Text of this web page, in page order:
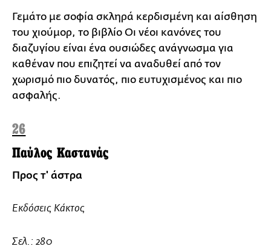
Γεμάτο με σοφία σκληρά κερδισμένη και αίσθηση
του χιούμορ, το βιβλίο Οι νέοι κανόνες του
διαζυγίου είναι ένα ουσιώδες ανάγνωσμα για
καθέναν που επιζητεί να αναδυθεί από τον
χωρισμό πιο δυνατός, πιο ευτυχισμένος και πιο
ασφαλής.
26
Παύλος Καστανάς
Προς τ' άστρα
Εκδόσεις Κάκτος
Σελ.: 280